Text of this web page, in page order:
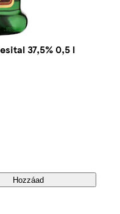
37,5% 0,5 l
Hozzáad